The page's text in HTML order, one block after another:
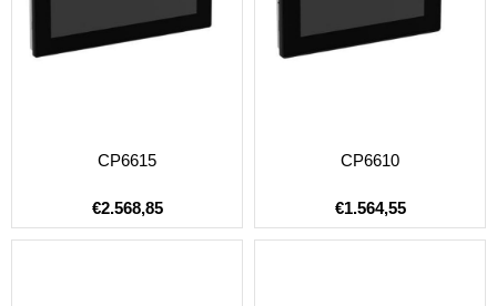
CP6615
€2.568,85
CP6610
€1.564,55